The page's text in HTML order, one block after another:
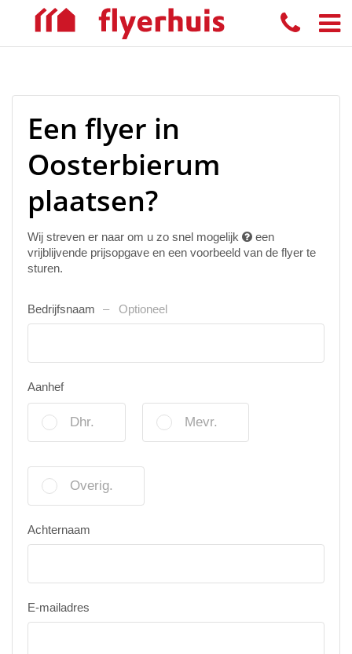
Een flyer in
Oosterbierum
plaatsen?
Wij streven er naar om u zo snel mogelijk
een
vrijblijvende prijsopgave en een voorbeeld van de flyer te
sturen.
Bedrijfsnaam Optioneel
Aanhef
Dhr. Mevr.
Overig.
Achternaam
E-mailadres